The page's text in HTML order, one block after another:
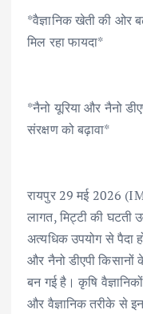
o
k
*वैज्ञानिक खेती की ओर
मिल रहा फायदा*
*नैनो यूरिया और नैनो
संरक्षण को बढ़ावा*
रायपुर 29 मई 2026
लागत, मिट्टी की घटती
अत्यधिक उपयोग से पैदा
और नैनो डीएपी
बन गई है। कृषि
और वैज्ञानिक तरीके से